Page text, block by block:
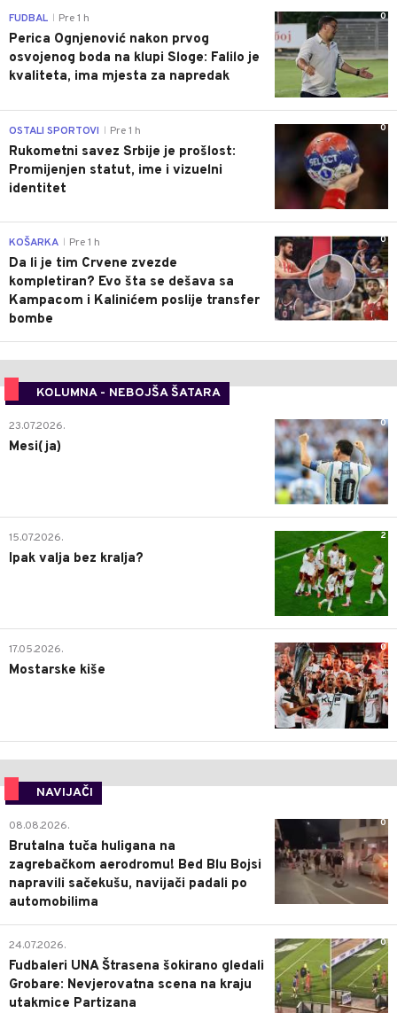
0
FUDBAL Pre 1 h
Perica Ognjenović nakon prvog
osvojenog boda na klupi Sloge: Falilo je
kvaliteta, ima mjesta za napredak
0
OSTALI SPORTOVI Pre 1 h
Rukometni savez Srbije je prošlost:
Promijenjen statut, ime i vizuelni
identitet
0
KOŠARKA Pre 1 h
Da li je tim Crvene zvezde
kompletiran? Evo šta se dešava sa
Kampacom i Kalinićem poslije transfer
bombe
KOLUMNA - NEBOJŠA ŠATARA
0
23.07.2026.
Mesi(ja)
2
15.07.2026.
Ipak valja bez kralja?
0
17.05.2026.
Mostarske kiše
NAVIJAČI
0
08.08.2026.
Brutalna tuča huligana na
zagrebačkom aerodromu! Bed Blu Bojsi
napravili sačekušu, navijači padali po
automobilima
0
24.07.2026.
Fudbaleri UNA Štrasena šokirano gledali
Grobare: Nevjerovatna scena na kraju
utakmice Partizana